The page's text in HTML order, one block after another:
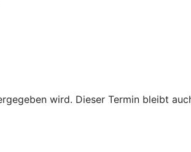
wird. Dieser Termin bleibt